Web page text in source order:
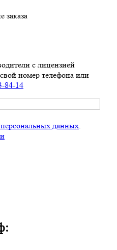
заказа
с лицензией
номер телефона или
84-14
данных.